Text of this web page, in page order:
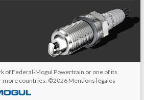
of Federal-Mogul Powertrain or one of its
more countries. ©2026 Mentions légales